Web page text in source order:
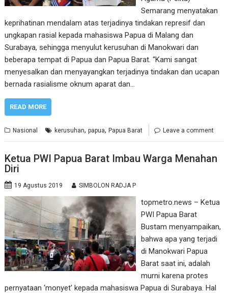
Semarang menyatakan
keprihatinan mendalam atas terjadinya tindakan represif dan
ungkapan rasial kepada mahasiswa Papua di Malang dan
Surabaya, sehingga menyulut kerusuhan di Manokwari dan
beberapa tempat di Papua dan Papua Barat. “Kami sangat
menyesalkan dan menyayangkan terjadinya tindakan dan ucapan
bernada rasialisme oknum aparat dan…
READ MORE
Nasional kerusuhan,papua,Papua Barat Leave a comment
Ketua PWI Papua Barat Imbau Warga Menahan
Diri
19 Agustus 2019 SIMBOLON RADJA P
topmetro.news – Ketua
PWI Papua Barat
Bustam menyampaikan,
bahwa apa yang terjadi
di Manokwari Papua
Barat saat ini, adalah
murni karena protes
pernyataan ‘monyet’ kepada mahasiswa Papua di Surabaya. Hal